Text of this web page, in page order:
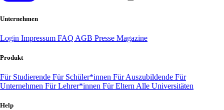
Unternehmen
Login Impressum FAQ AGB Presse Magazine
Produkt
Für Studierende Für Schüler*innen Für Auszubildende Für
Unternehmen Für Lehrer*innen Für Eltern Alle Universitäten
Help